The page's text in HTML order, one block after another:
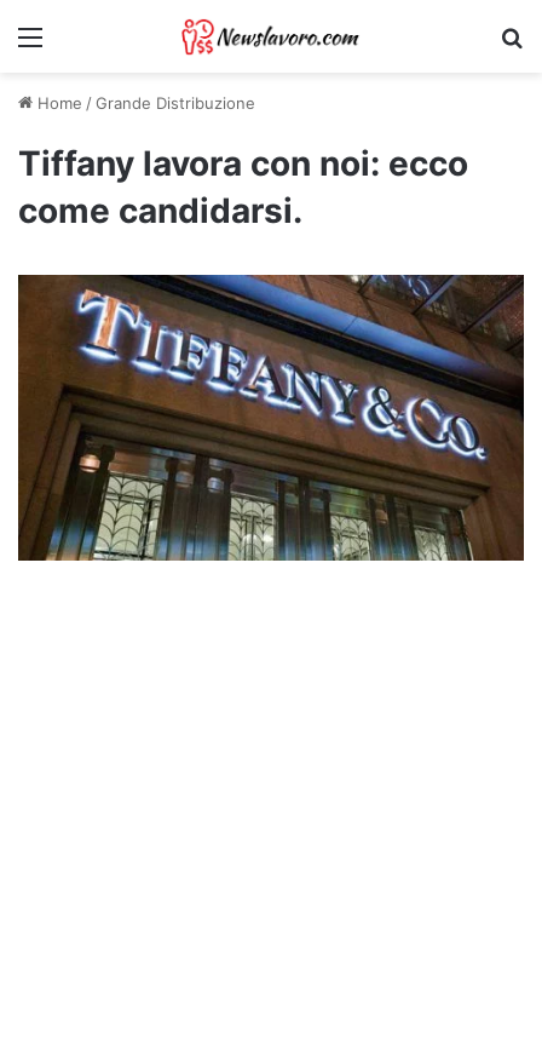
Menu
Home /Grande Distribuzione
Tiffany lavora con noi: ecco
come candidarsi.